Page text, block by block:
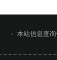
本站信息查